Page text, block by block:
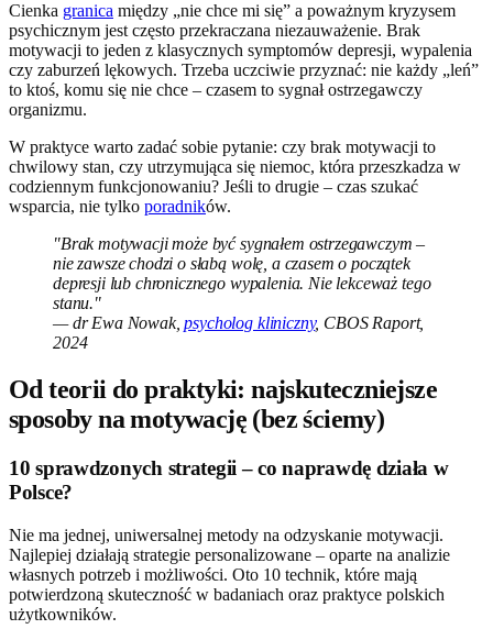
Cienka granica między „nie chce mi się” a poważnym kryzysem
psychicznym jest często przekraczana niezauważenie. Brak
motywacji to jeden z klasycznych symptomów depresji, wypalenia
czy zaburzeń lękowych. Trzeba uczciwie przyznać: nie każdy „leń”
to ktoś, komu się nie chce – czasem to sygnał ostrzegawczy
organizmu.
W praktyce warto zadać sobie pytanie: czy brak motywacji to
chwilowy stan, czy utrzymująca się niemoc, która przeszkadza w
codziennym funkcjonowaniu? Jeśli to drugie – czas szukać
wsparcia, nie tylko poradników.
"Brak motywacji może być sygnałem ostrzegawczym –
nie zawsze chodzi o słabą wolę, a czasem o początek
depresji lub chronicznego wypalenia. Nie lekceważ tego
stanu."
— dr Ewa Nowak,psycholog kliniczny, CBOS Raport,
2024
Od teorii do praktyki: najskuteczniejsze
sposoby na motywację (bez ściemy)
10 sprawdzonych strategii – co naprawdę działa w
Polsce?
Nie ma jednej, uniwersalnej metody na odzyskanie motywacji.
Najlepiej działają strategie personalizowane – oparte na analizie
własnych potrzeb i możliwości. Oto 10 technik, które mają
potwierdzoną skuteczność w badaniach oraz praktyce polskich
użytkowników.